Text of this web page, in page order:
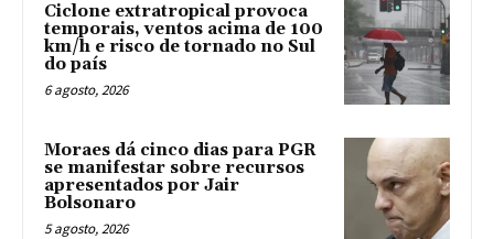
Ciclone extratropical provoca
temporais, ventos acima de 100
km/h e risco de tornado no Sul
do país
6 agosto, 2026
Moraes dá cinco dias para PGR
se manifestar sobre recursos
apresentados por Jair
Bolsonaro
5 agosto, 2026